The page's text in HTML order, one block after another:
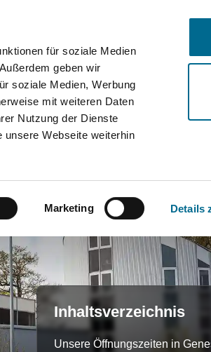
für soziale Medien
geben wir
soziale Medien, Werbung
mit weiteren Daten
Nutzung der Dienste
unsere Webseite weiterhin
Marketing Details
Inhaltsverzeichnis
Unsere Öffnungszeiten in